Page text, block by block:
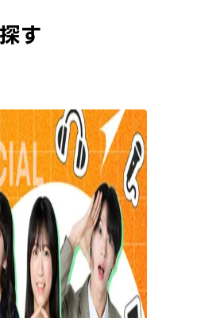
す